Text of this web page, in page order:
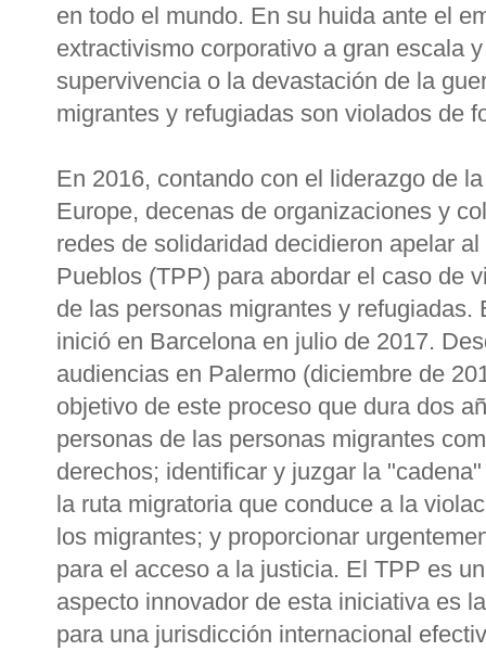
en todo el mundo. En su huida ante el
extractivismo corporativo a gran escala
supervivencia o la devastación de la
migrantes y refugiadas son violados de
En 2016, contando con el liderazgo de
Europe, decenas de organizaciones y
redes de solidaridad decidieron apelar
Pueblos (TPP) para abordar el caso de
de las personas migrantes y
inició en Barcelona en julio de 2017.
audiencias en Palermo (diciembre de
objetivo de este proceso que dura dos
personas de las personas migrantes
derechos; identificar y juzgar la
la ruta migratoria que conduce a la
los migrantes; y proporcionar
para el acceso a la justicia. El TPP es
aspecto innovador de esta iniciativa es
para una jurisdicción internacional